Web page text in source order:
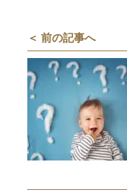
＜ 前の記事へ